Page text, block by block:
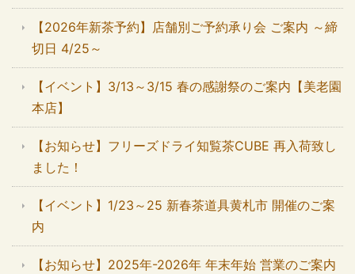
【2026年新茶予約】店舗別ご予約承り会 ご案内 ～締
切日 4/25～
【イベント】3/13～3/15 春の感謝祭のご案内【美老園
本店】
【お知らせ】フリーズドライ知覧茶CUBE 再入荷致し
ました！
【イベント】1/23～25 新春茶道具黄札市 開催のご案
内
【お知らせ】2025年-2026年 年末年始 営業のご案内